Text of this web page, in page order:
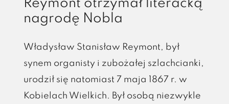
Reymont otrzymał literacką
nagrodę Nobla
Władysław Stanisław Reymont, był
synem organisty i zubożałej szlachcianki,
urodził się natomiast 7 maja 1867 r. w
Kobielach Wielkich. Był osobą niezwykle